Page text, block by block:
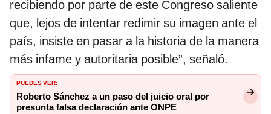
recibiendo por parte de este Congreso saliente
que, lejos de intentar redimir su imagen ante el
país, insiste en pasar a la historia de la manera
más infame y autoritaria posible”, señaló.
PUEDES VER:
Roberto Sánchez a un paso del juicio oral por
presunta falsa declaración ante ONPE